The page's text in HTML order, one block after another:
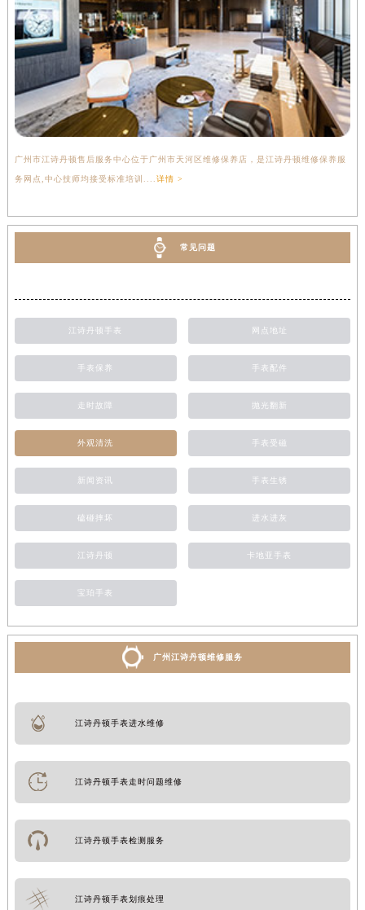
广州市江诗丹顿售后服务中心位于广州市天河区维修保养店，是江诗丹顿维修保养服
务网点,中心技师均接受标准培训....详情 >
常见问题
江诗丹顿手表 网点地址
手表保养 手表配件
走时故障 抛光翻新
外观清洗 手表受磁
新闻资讯 手表生锈
磕碰摔坏 进水进灰
江诗丹顿 卡地亚手表
宝珀手表
广州江诗丹顿维修服务
江诗丹顿手表进水维修
江诗丹顿手表走时问题维修
江诗丹顿手表检测服务
江诗丹顿手表划痕处理